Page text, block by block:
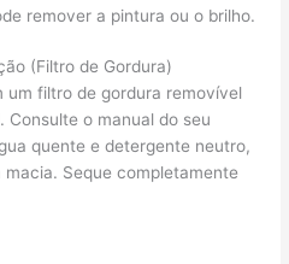
remover a pintura ou o brilho.
(Filtro de Gordura)
um filtro de gordura removível
Consulte o manual do seu
quente e detergente neutro,
Seque completamente